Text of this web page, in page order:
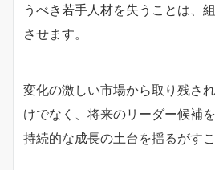
うべき若手人材を失うことは、
させます。
変化の激しい市場から取り残さ
けでなく、将来のリーダー候補
持続的な成長の土台を揺るがす